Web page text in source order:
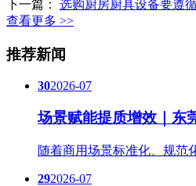
下一篇： 选购厨房厨具设备要遵
查看更多 >>
推荐新闻
302026-07
场景赋能提质增效｜东
随着商用场景标准化、规
292026-07